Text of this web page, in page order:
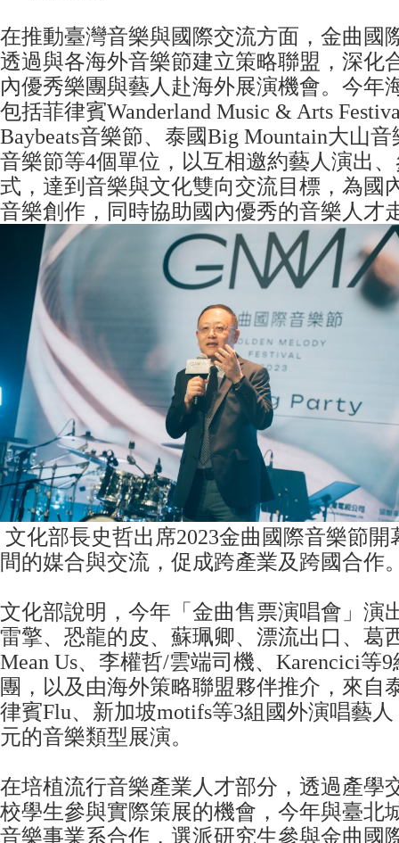
在推動臺灣音樂與國際交流方面，金曲國
透過與各海外音樂節建立策略聯盟，深化
內優秀樂團與藝人赴海外展演機會。今年
包括菲律賓Wanderland Music & Arts
Baybeats音樂節、泰國Big Mountain大山
音樂節等4個單位，以互相邀約藝人演出
式，達到音樂與文化雙向交流目標，為國
音樂創作，同時協助國內優秀的音樂人才
文化部長史哲出席2023金曲國際音樂節
間的媒合與交流，促成跨產業及跨國合作
文化部說明，今年「金曲售票演唱會」演
雷擎、恐龍的皮、蘇珮卿、漂流出口、葛
Mean Us、李權哲/雲端司機、Karencici等
團，以及由海外策略聯盟夥伴推介，來自
律賓Flu、新加坡motifs等3組國外演唱藝
元的音樂類型展演。
在培植流行音樂產業人才部分，透過產學
校學生參與實際策展的機會，今年與臺北
音樂事業系合作，選派研究生參與金曲國